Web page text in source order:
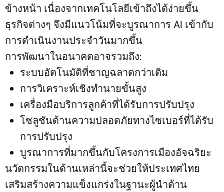
ข้างหน้า เนื่องจากเทคโนโลยีเข้าถึงได้ง่ายขึ้น
ธุรกิจต่างๆ จึงมีแนวโน้มที่จะบูรณาการ AI เข้ากับ
การดำเนินงานประจำวันมากขึ้น
การพัฒนาในอนาคตอาจรวมถึง:
ระบบอัตโนมัติที่ชาญฉลาดกว่าเดิม
การวิเคราะห์เชิงทำนายขั้นสูง
เครื่องมือบริการลูกค้าที่ได้รับการปรับปรุง
โซลูชันด้านความปลอดภัยทางไซเบอร์ที่ได้รับ
การปรับปรุง
บูรณาการที่มากขึ้นกับโครงการเมืองอัจฉริยะ
นวัตกรรมในด้านเหล่านี้จะช่วยให้ประเทศไทย
เสริมสร้างความแข็งแกร่งในฐานะผู้นำด้าน